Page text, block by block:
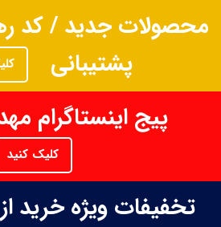
محصولات جدید / کد
پشتیبانی
پیج اینستاگرام
کلیک کنید
تخفیفات ویژه خرید